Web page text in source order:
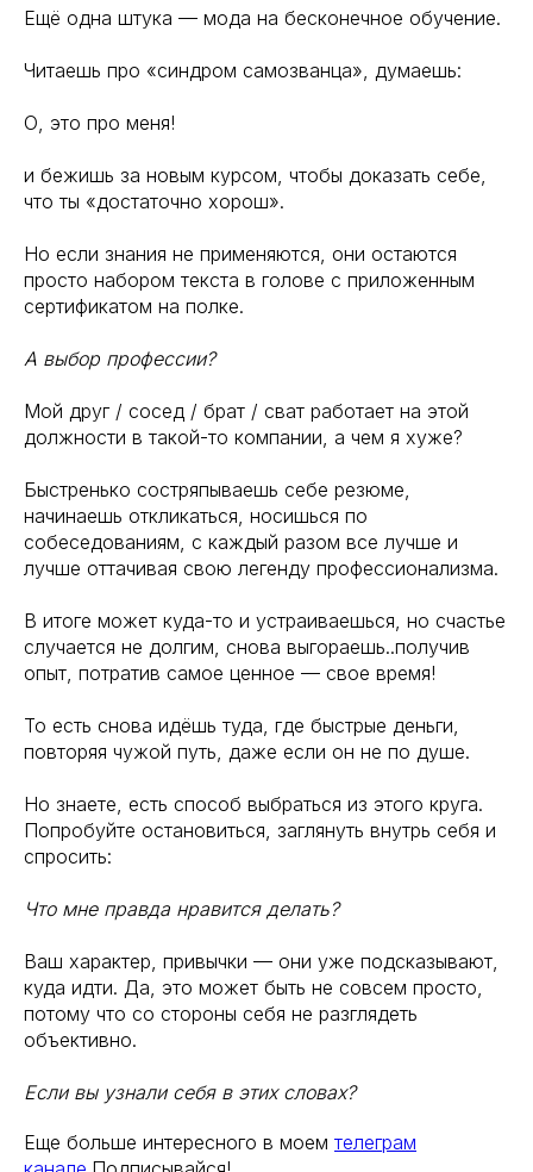
Ещё одна штука — мода на бесконечное обучение.
Читаешь про «синдром самозванца», думаешь:
О, это про меня!
и бежишь за новым курсом, чтобы доказать себе,
что ты «достаточно хорош».
Но если знания не применяются, они остаются
просто набором текста в голове с приложенным
сертификатом на полке.
А выбор профессии?
Мой друг / сосед / брат / сват работает на этой
должности в такой-то компании, а чем я хуже?
Быстренько состряпываешь себе резюме,
начинаешь откликаться, носишься по
собеседованиям, с каждый разом все лучше и
лучше оттачивая свою легенду профессионализма.
В итоге может куда-то и устраиваешься, но счастье
случается не долгим, снова выгораешь..получив
опыт, потратив самое ценное — свое время!
То есть снова идёшь туда, где быстрые деньги,
повторяя чужой путь, даже если он не по душе.
Но знаете, есть способ выбраться из этого круга.
Попробуйте остановиться, заглянуть внутрь себя и
спросить:
Что мне правда нравится делать?
Ваш характер, привычки — они уже подсказывают,
куда идти. Да, это может быть не совсем просто,
потому что со стороны себя не разглядеть
объективно.
Если вы узнали себя в этих словах?
Еще больше интересного в моем телеграм